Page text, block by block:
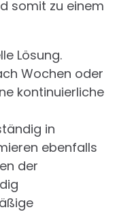
somit zu einem
Lösung.
Wochen oder
kontinuierliche
in
ebenfalls
der